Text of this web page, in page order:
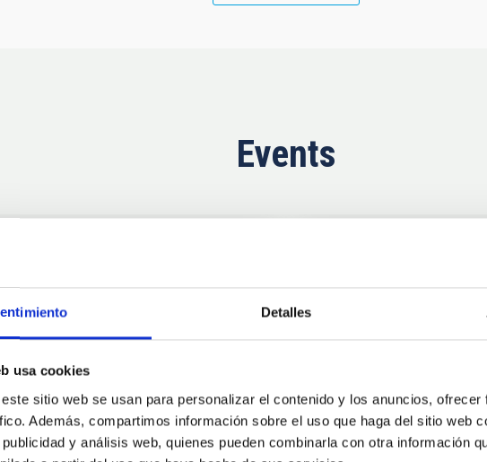
Detalles
usa cookies
sitio web se usan para personalizar el contenido y los anuncios,
Además, compartimos información sobre el uso que haga del sitio web
y análisis web, quienes pueden combinarla con otra información
Events
26
11
AUG 26
- Eclipse Agosto 2026
10
CONFERENCE
Substellar